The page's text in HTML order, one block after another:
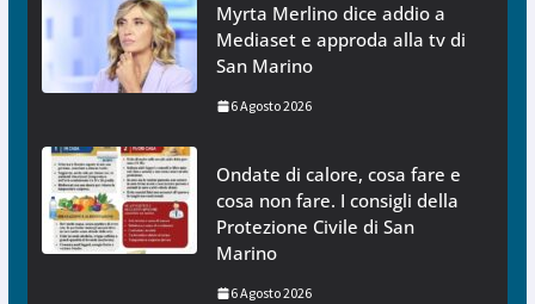
Myrta Merlino dice addio a
Mediaset e approda alla tv di
San Marino
6 Agosto 2026
Ondate di calore, cosa fare e
cosa non fare. I consigli della
Protezione Civile di San
Marino
6 Agosto 2026